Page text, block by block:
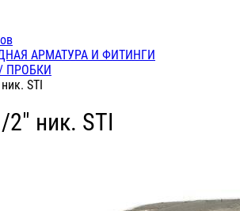
АРМАТУРА И ФИТИНГИ
ПРОБКИ
STI
2" ник. STI